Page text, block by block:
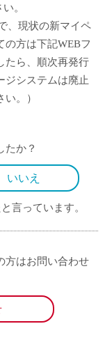
。
、現状の新マイペ
の方は下記WEBフ
たら、順次再発行
ジシステムは廃止
。）
たか？
いいえ
言っています。
方はお問い合わせ